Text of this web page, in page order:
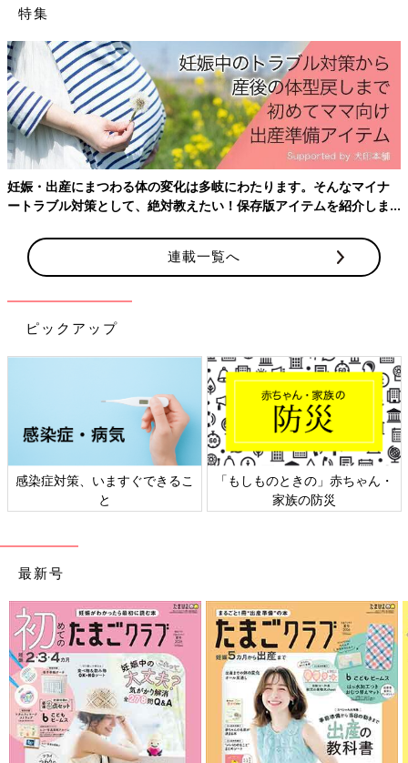
ユニクロのマタニティアイテムが、妊婦さんに
大人気です！お値段も比較的お手頃で、生地の
質も良いと話題に。店舗やネットで気軽に買え
るのも魅力的ですよね。今回はおすすめのマタ
ニティアイテムをご紹介します。
ユニクロのマタニティアイテムはいかがでしたか？マタニティ専
用アイテムだけでなく、妊婦さんでも気軽に着られるようなゆっ
たりデザインなど、見どころたっぷりでしたね。気になるアイテ
ムがあれば、ぜひ公式サイトや店舗でチェックしてみてください
ね。
※記事内容でご紹介している投稿、リンク先は、削除される場合
があります。あらかじめご了承ください。
※記事内の価格はすべて税込み、2022年2月時点のものです。
特集
妊娠・出産にまつわる体の変化は多岐にわたります。そんなマイナ
ートラブル対策として、絶対教えたい！保存版アイテムを紹介しま
連載一覧へ
ピックアップ
感染症対策、いますぐできるこ
と
「もしものときの」赤ちゃん・
家族の防災
最新号